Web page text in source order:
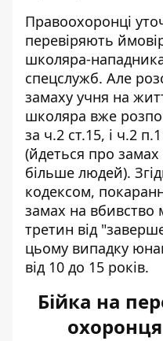
Правоохоронці
перевіряють
школяра-
спецслужб. Але
замаху учня на
школяра вже
за ч.2 ст.15, і ч.2
(йдеться про
більше людей).
кодексом,
замах на вбивство
третин від
цьому випадку
від 10 до 15 років.
Бійка на